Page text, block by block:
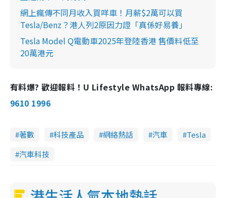
網上瘋傳不同月收入買咩車！月薪$2萬可以買
Tesla/Benz？港人列2原因力證「真係好易養」
Tesla Model Q電動車2025年登陸香港 售價料低至
20萬港元
有料爆? 歡迎報料！U Lifestyle WhatsApp 報料專線:
9610 1996
著數 科技產品 網絡熱話 汽車
Tesla
汽車科技